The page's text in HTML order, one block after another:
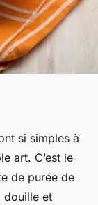
des
une
si simples à
art. C’est le
de purée de
douille et